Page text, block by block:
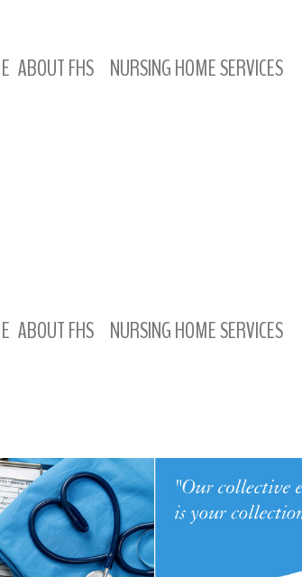
ABOUT FHS NURSING HOME SERVICES
ABOUT FHS NURSING HOME SERVICES